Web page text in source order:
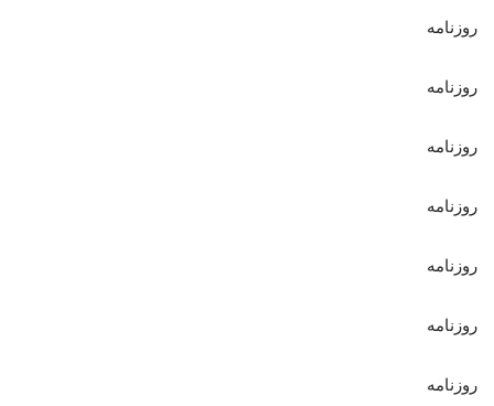
روزنامه
روزنامه
روزنامه
روزنامه
روزنامه
روزنامه
روزنامه